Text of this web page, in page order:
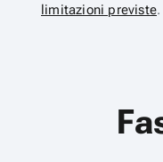
limitazioni previste.